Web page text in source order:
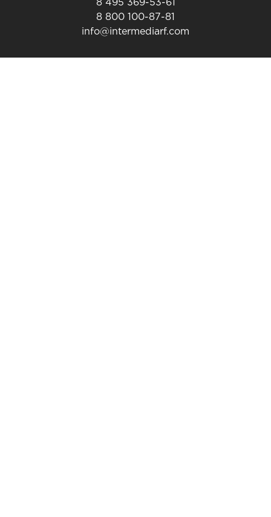
8 495 369-53-61
8 800 100-87-81
info@intermediarf.com